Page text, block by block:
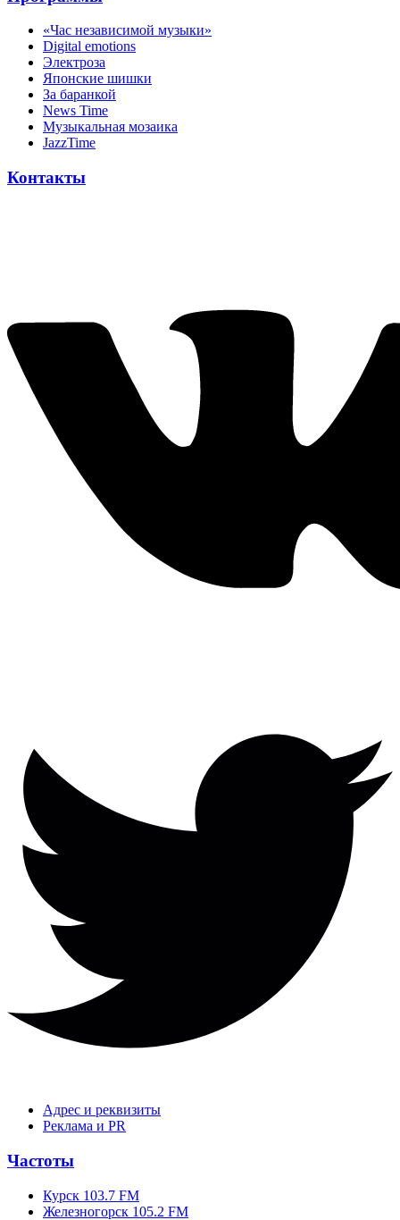
«Час независимой музыки»
Digital emotions
Электроза
Японскиe шишки
За баранкой
News Time
Музыкальная мозаика
JazzTime
Контакты
Адрес и реквизиты
Реклама и PR
Частоты
Курск 103.7 FM
Железногорск 105.2 FM